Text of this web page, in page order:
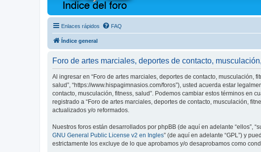
Enlaces rápidos FAQ
Índice general
Foro de artes marciales, deportes de contacto,
Al ingresar en “Foro de artes marciales, deportes de contacto, musculación,
salud”, “https://www.hispagimnasios.com/foros”), usted acuerda estar
contacto, musculación, fitness, salud”. Podemos cambiar estos términos en
registrado a “Foro de artes marciales, deportes de contacto, musculación,
actualizados y/o reformados.
Nuestros foros están desarrollados por phpBB (de aquí en adelante “ellos”,
GNU General Public License v2 en Ingles” (de aquí en adelante “GPL”) y
estrictamente los excluye de lo que aprobamos y/o desaprobamos como